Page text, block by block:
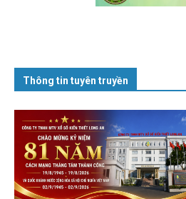
Thông tin tuyên truyền